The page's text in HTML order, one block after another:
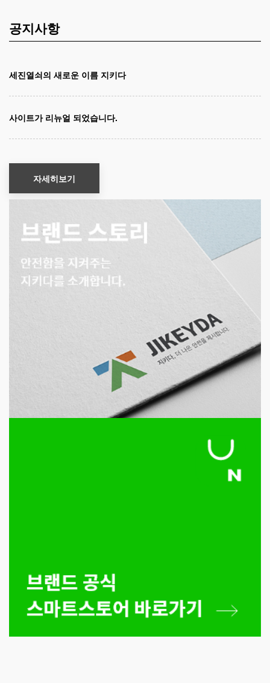
공지사항
세진열쇠의 새로운 이름 지키다
사이트가 리뉴얼 되었습니다.
자세히보기